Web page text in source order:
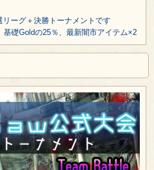
ーグ＋決勝トーナメントです
礎Goldの25％、最新闇市アイテム×2